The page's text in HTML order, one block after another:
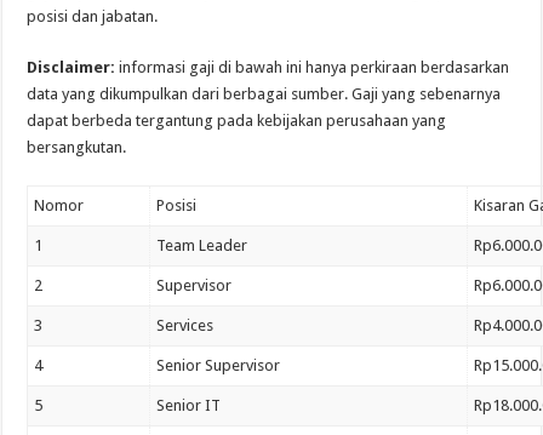
posisi dan jabatan.
Disclaimer: informasi gaji di bawah ini hanya perkiraan berdasarkan
data yang dikumpulkan dari berbagai sumber. Gaji yang sebenarnya
dapat berbeda tergantung pada kebijakan perusahaan yang
bersangkutan.
Nomor Posisi Kisaran
1 Team Leader
2 Supervisor
3 Services
4 Senior Supervisor
5 Senior IT